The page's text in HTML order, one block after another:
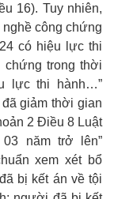
16). Tuy nhiên,
công chứng
có hiệu lực thi
chứng trong thời
lực thi hành…”
giảm thời gian
2 Điều 8 Luật
năm trở lên”
xem xét bổ
bị kết án về tội